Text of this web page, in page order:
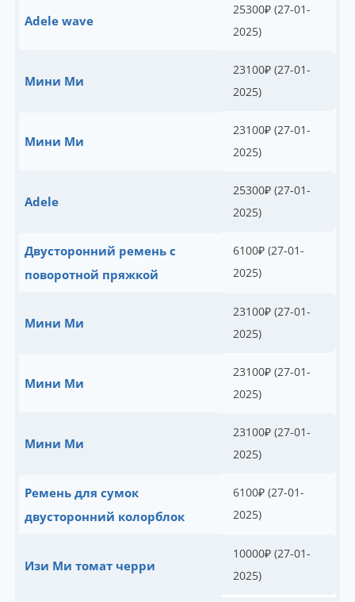
Adele wave
25300₽ (27-01-
2025)
Мини Ми
23100₽ (27-01-
2025)
Мини Ми
23100₽ (27-01-
2025)
Adele
25300₽ (27-01-
2025)
Двусторонний ремень с
поворотной пряжкой
6100₽ (27-01-
2025)
Мини Ми
23100₽ (27-01-
2025)
Мини Ми
23100₽ (27-01-
2025)
Мини Ми
23100₽ (27-01-
2025)
Ремень для сумок
двусторонний колорблок
6100₽ (27-01-
2025)
Изи Ми томат черри
10000₽ (27-01-
2025)